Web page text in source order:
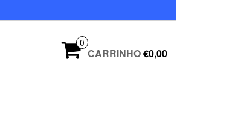
0
CARRINHO€0,00